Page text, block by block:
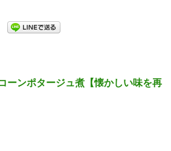
ーンポタージュ煮【懐かしい味を再